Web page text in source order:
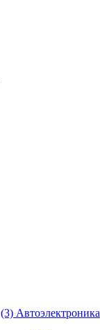
(3) Автоэлектроника